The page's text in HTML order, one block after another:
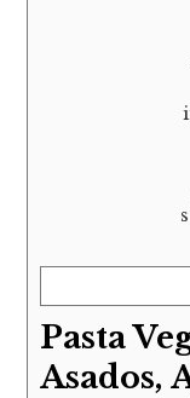
Pasta
Asados,